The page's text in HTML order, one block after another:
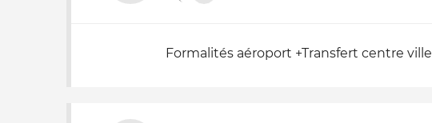
Formalités aéroport +Transfert centre